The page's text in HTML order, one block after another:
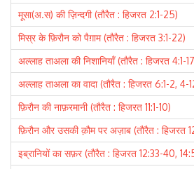
मूसा(अ.स) की ज़िन्दगी (तौरैत : हिजरत 2:1-25)
मिस्र के फ़िरौन को पैग़ाम (तौरैत : हिजरत 3:1-22)
अल्लाह ताअला की निशानियाँ (तौरैत : हिजरत 4:1-
अल्लाह ताअला का वादा (तौरैत : हिजरत 6:1-2, 4-
फ़िरौन की नाफ़रमानी (तौरैत : हिजरत 11:1-10)
फ़िरौन और उसकी क़ौम पर अज़ाब (तौरैत : हिजरत
इब्रानियों का सफ़र (तौरैत : हिजरत 12:33-40,